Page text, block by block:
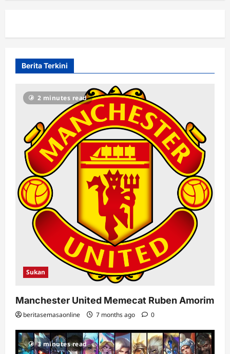
Berita Terkini
2 minutes read
Sukan
Manchester United Memecat Ruben Amorim
beritasemasaonline 7 months ago 0
3 minutes read